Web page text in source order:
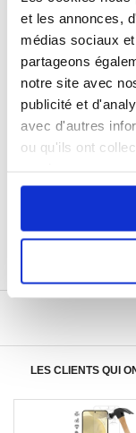
et les annonces,
médias sociaux
partageons
notre site avec
publicité et
avec d'autres
ou qu'ils ont
Catégories associées:
LIVRAISON RAPIDE
7 % DE RÉDUCTION
LES CLIENTS QUI